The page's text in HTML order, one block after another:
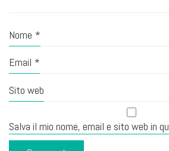
Nome *
Email *
Sito web
Salva il mio nome, email e sito web in